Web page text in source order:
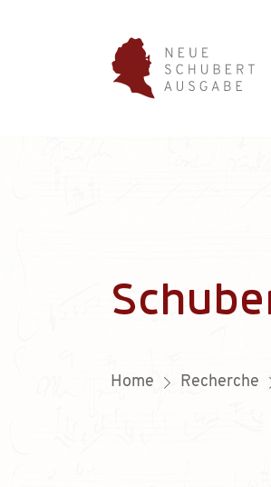
Home Recherche